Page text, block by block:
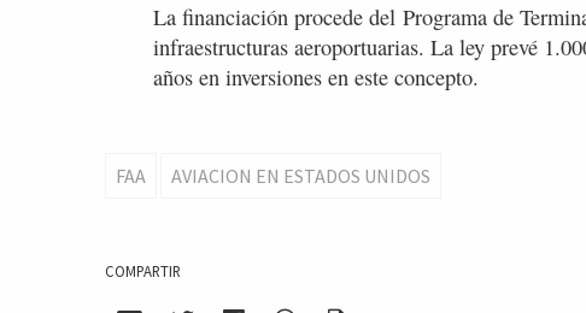
La financiación procede del Programa de
infraestructuras aeroportuarias. La ley prevé
años en inversiones en este concepto.
FAA AVIACION EN ESTADOS UNIDOS
COMPARTIR